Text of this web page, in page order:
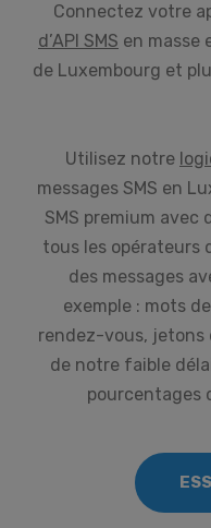
Connectez votre
d’API SMS en masse
de Luxembourg et
Utilisez notre
messages SMS en
SMS premium avec
tous les opérateurs
des messages
exemple : mots
rendez-vous,
de notre faible
pourcentages